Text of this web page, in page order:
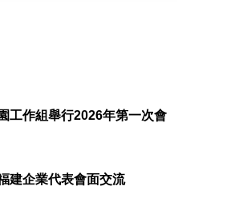
工作組舉行2026年第一次會
建企業代表會面交流